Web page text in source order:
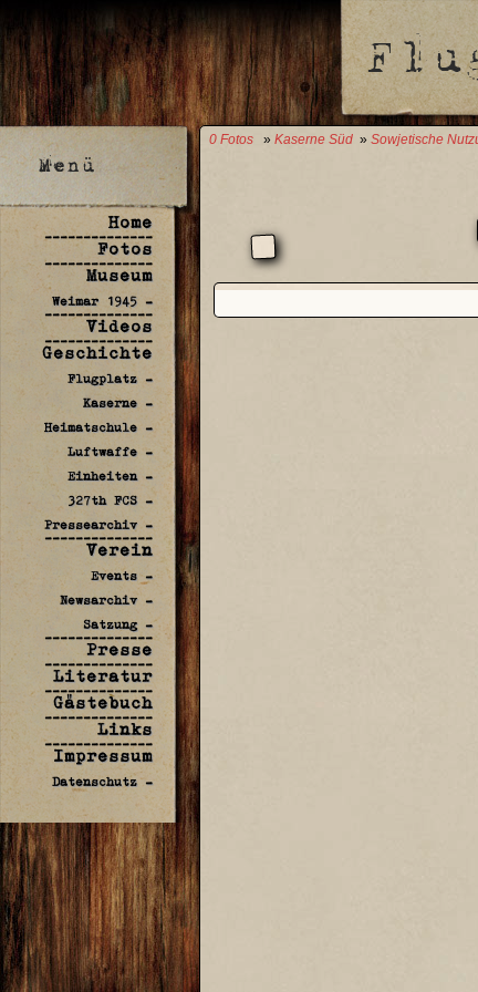
Home
--------------
Fotos
--------------
Museum
Weimar 1945 -
--------------
Videos
--------------
Geschichte
Flugplatz -
Kaserne -
Heimatschule -
Luftwaffe -
Einheiten -
327th FCS -
Pressearchiv -
--------------
Verein
Events -
Newsarchiv -
Satzung -
--------------
Presse
--------------
Literatur
--------------
Gästebuch
--------------
Links
--------------
Impressum
Datenschutz -
0 Fotos » Kaserne Süd » Sowjetische